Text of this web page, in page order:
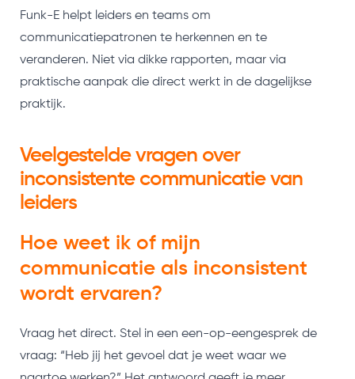
Funk-E helpt leiders en teams om
communicatiepatronen te herkennen en te
veranderen. Niet via dikke rapporten, maar via
praktische aanpak die direct werkt in de dagelijkse
praktijk.
Veelgestelde vragen over
inconsistente communicatie van
leiders
Hoe weet ik of mijn
communicatie als inconsistent
wordt ervaren?
Vraag het direct. Stel in een een-op-eengesprek de
vraag: “Heb jij het gevoel dat je weet waar we